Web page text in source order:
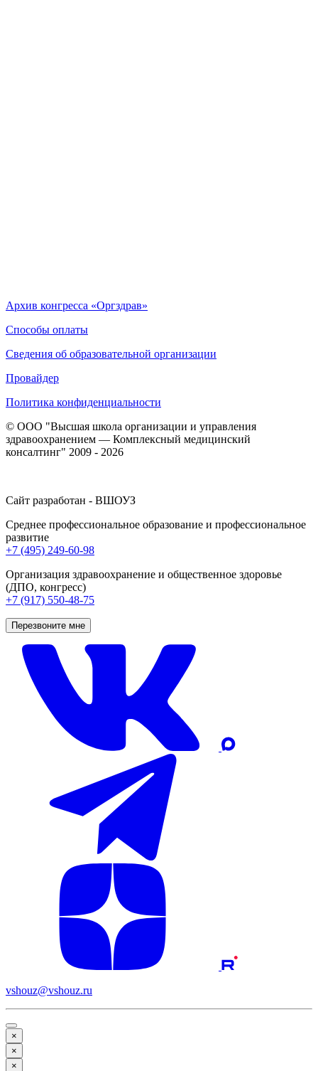
Архив конгресса «Оргздрав»
Способы оплаты
Сведения об образовательной организации
Провайдер
Политика конфиденциальности
© ООО "Высшая школа организации и управления
здравоохранением — Комплексный медицинский
консалтинг" 2009 - 2026
Сайт разработан - ВШОУЗ
Среднее профессиональное образование и профессиональное
развитие
+7 (495) 249-60-98
Организация здравоохранение и общественное здоровье
(ДПО, конгресс)
+7 (917) 550-48-75
Перезвоните мне
vshouz@vshouz.ru
×
×
×